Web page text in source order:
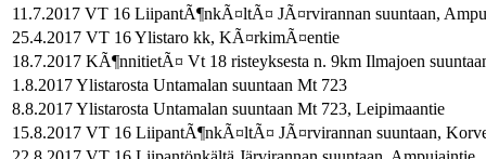
11.7.2017 VT 16 LiipantÃ¶nkÃ¤ltÃ¤ JÃ¤rvirannan suuntaan,
25.4.2017 VT 16 Ylistaro kk, KÃ¤rkimÃ¤entie
18.7.2017 KÃ¶nnitietÃ¤ Vt 18 risteyksesta n. 9km Ilmajoen
1.8.2017 Ylistarosta Untamalan suuntaan Mt 723
8.8.2017 Ylistarosta Untamalan suuntaan Mt 723, Leipimaantie
15.8.2017 VT 16 LiipantÃ¶nkÃ¤ltÃ¤ JÃ¤rvirannan suuntaan,